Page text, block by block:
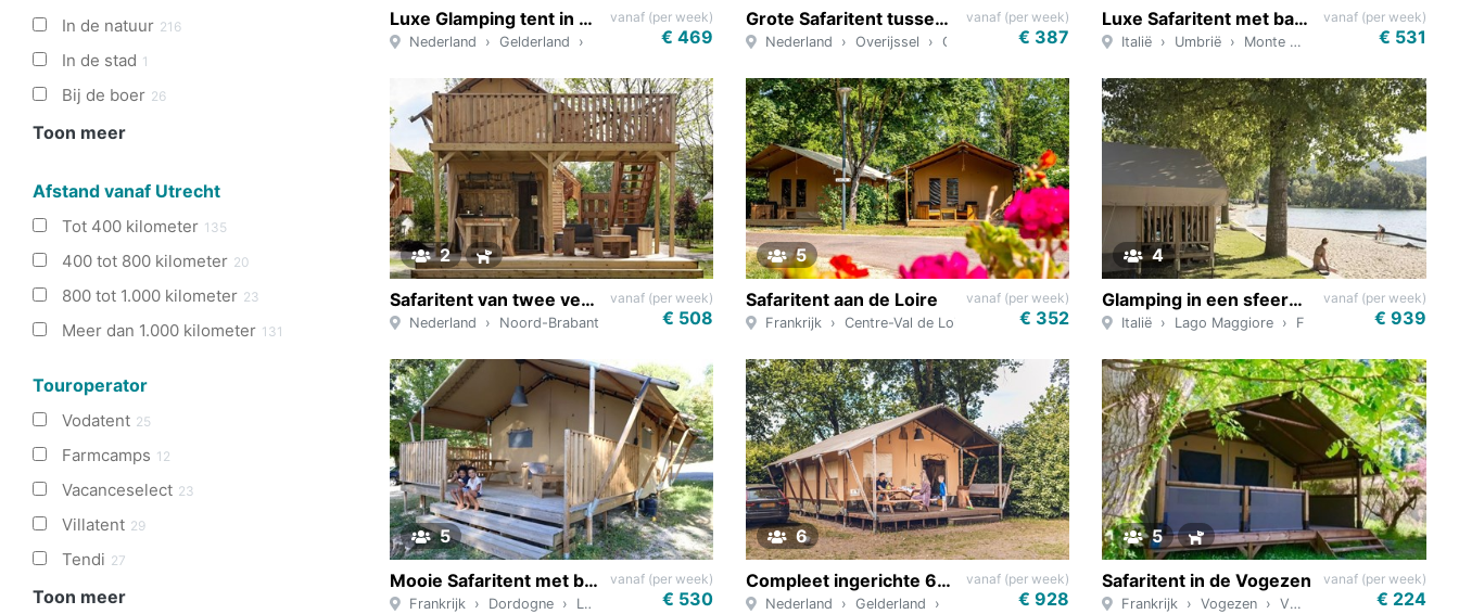
In de natuur 216
In de stad 1
Bij de boer 26
Toon meer
Afstand vanaf Utrecht
Tot 400 kilometer 135
400 tot 800 kilometer 20
800 tot 1.000 kilometer 23
Meer dan 1.000 kilometer 131
Touroperator
Vodatent 25
Farmcamps 12
Vacanceselect 23
Villatent 29
Tendi 27
Toon meer
Luxe Glamping tent in de Achterhoek
Nederland Gelderland
vanaf (per week)
€ 469
Grote Safaritent tussen de bomen
Nederland Overijssel
vanaf (per week)
€ 387
Luxe Safaritent met badkamer voor 4 personen in Umbrië
Italië Umbrië Monte Santa Maria Tiberina
vanaf (per week)
€ 531
2
Safaritent van twee verdiepingen
Nederland Noord-Brabant
vanaf (per week)
€ 508
5
Safaritent aan de Loire
Frankrijk Centre-Val de Loire Briare
vanaf (per week)
€ 352
4
Glamping in een sfeervolle Tent aan een privéstrand bij Lago Maggiore
Italië Lago Maggiore
vanaf (per week)
€ 939
5
Mooie Safaritent met badkamer in de Dordogne
Frankrijk Dordogne Lissac-sur-Couze
vanaf (per week)
€ 530
6
Compleet ingerichte 6-persoons safaritent met sanitair
Nederland Gelderland
vanaf (per week)
€ 928
5
Safaritent in de Vogezen
Frankrijk Vogezen Vittel
vanaf (per week)
€ 224